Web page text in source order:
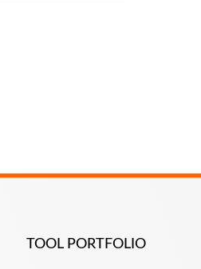
TOOL PORTFOLIO